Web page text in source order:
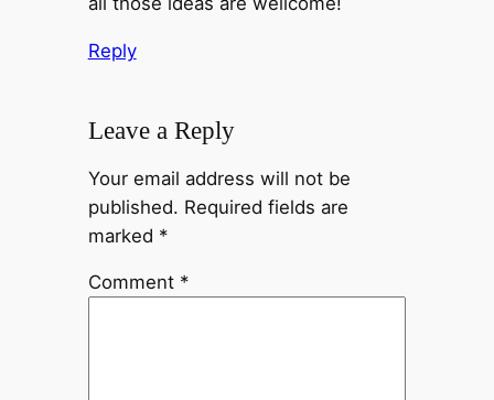
Reply
Leave a Reply
Your email address will not be
published. Required fields are
marked *
Comment *